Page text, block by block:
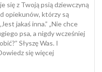
się z Twoją psią dziewczyną
opiekunów, którzy są
jakaś inna.” „Nie chce
psa, a nigdy wcześniej
Słyszę Was. I
się więcej: